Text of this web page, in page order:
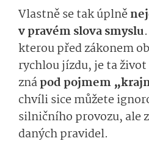
Vlastně se tak úplně
v pravém slova smyslu
kterou před zákonem
rychlou jízdu, je ta
znápod pojmem
chvíli sice můžete
silničního provozu, ale
daných pravidel.